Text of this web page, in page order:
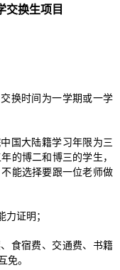
交换生项目
换时间为一学期或一学
国大陆籍学习年限为三
的博二和博三的学生，
能选择要跟一位老师做
证明；
食宿费、交通费、书籍
。